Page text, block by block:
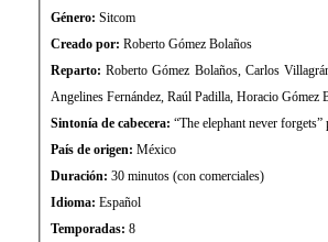
Género: Sitcom
Creado por: Roberto Gómez Bolaños
Reparto: Roberto Gómez Bolaños, Carlos
Angelines Fernández, Raúl Padilla, Horacio Gómez
Sintonía de cabecera: “The elephant never forgets”
País de origen: México
Duración: 30 minutos (con comerciales)
Idioma: Español
Temporadas: 8